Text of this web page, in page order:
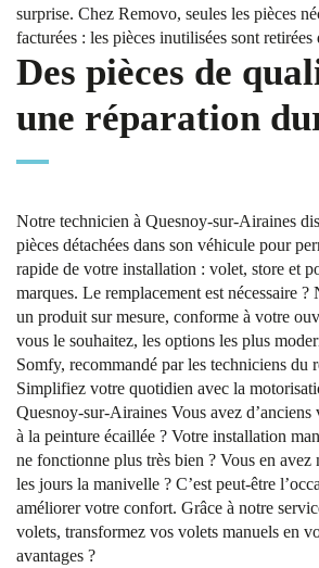
surprise. Chez Removo, seules les pièces
facturées : les pièces inutilisées sont
Des pièces de
une réparation
Notre technicien à Quesnoy-sur-Airaines
pièces détachées dans son véhicule pour
rapide de votre installation : volet, store et
marques. Le remplacement est nécessaire
un produit sur mesure, conforme à votre
vous le souhaitez, les options les plus
Somfy, recommandé par les techniciens du
Simplifiez votre quotidien avec la
Quesnoy-sur-Airaines Vous avez d’anciens
à la peinture écaillée ? Votre installation
ne fonctionne plus très bien ? Vous en avez
les jours la manivelle ? C’est peut-être
améliorer votre confort. Grâce à notre
volets, transformez vos volets manuels en
avantages ?